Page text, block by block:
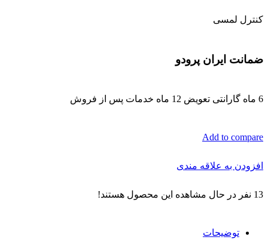
کنترل لمسی
ضمانت ایران پرودو
6 ماه گارانتی تعویض 12 ماه خدمات پس از فروش
Add to compare
افزودن به علاقه مندی
13 نفر در حال مشاهده این محصول هستند!
توضیحات